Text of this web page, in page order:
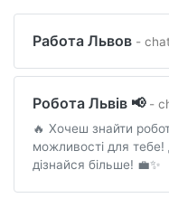
Работа Львов -
Робота Львів 📢 -
🔥 Хочеш знайти
можливості для тебе!
дізнайся більше! 💼✨